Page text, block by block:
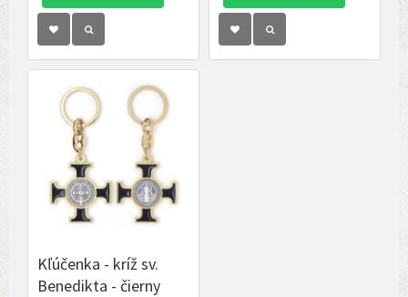
Kľúčenka - kríž sv.
Benedikta - čierny